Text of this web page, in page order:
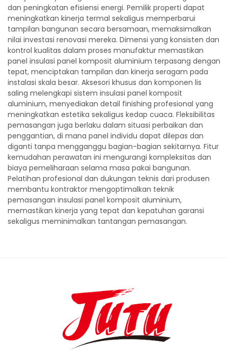
dan peningkatan efisiensi energi. Pemilik properti dapat
meningkatkan kinerja termal sekaligus memperbarui
tampilan bangunan secara bersamaan, memaksimalkan
nilai investasi renovasi mereka. Dimensi yang konsisten dan
kontrol kualitas dalam proses manufaktur memastikan
panel insulasi panel komposit aluminium terpasang dengan
tepat, menciptakan tampilan dan kinerja seragam pada
instalasi skala besar. Aksesori khusus dan komponen lis
saling melengkapi sistem insulasi panel komposit
aluminium, menyediakan detail finishing profesional yang
meningkatkan estetika sekaligus kedap cuaca. Fleksibilitas
pemasangan juga berlaku dalam situasi perbaikan dan
penggantian, di mana panel individu dapat dilepas dan
diganti tanpa mengganggu bagian-bagian sekitarnya. Fitur
kemudahan perawatan ini mengurangi kompleksitas dan
biaya pemeliharaan selama masa pakai bangunan.
Pelatihan profesional dan dukungan teknis dari produsen
membantu kontraktor mengoptimalkan teknik
pemasangan insulasi panel komposit aluminium,
memastikan kinerja yang tepat dan kepatuhan garansi
sekaligus meminimalkan tantangan pemasangan.